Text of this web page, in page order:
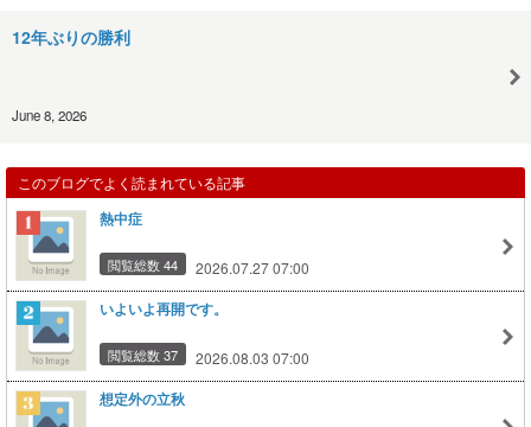
12年ぶりの勝利
June 8, 2026
このブログでよく読まれている記事
熱中症
閲覧総数 44 2026.07.27 07:00
いよいよ再開です。
閲覧総数 37 2026.08.03 07:00
想定外の立秋